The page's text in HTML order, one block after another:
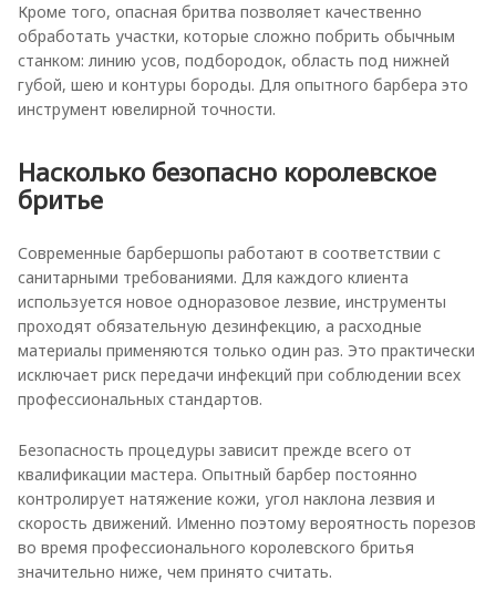
Кроме того, опасная бритва позволяет качественно
обработать участки, которые сложно побрить обычным
станком: линию усов, подбородок, область под нижней
губой, шею и контуры бороды. Для опытного барбера это
инструмент ювелирной точности.
Насколько безопасно королевское
бритье
Современные барбершопы работают в соответствии с
санитарными требованиями. Для каждого клиента
используется новое одноразовое лезвие, инструменты
проходят обязательную дезинфекцию, а расходные
материалы применяются только один раз. Это практически
исключает риск передачи инфекций при соблюдении всех
профессиональных стандартов.
Безопасность процедуры зависит прежде всего от
квалификации мастера. Опытный барбер постоянно
контролирует натяжение кожи, угол наклона лезвия и
скорость движений. Именно поэтому вероятность порезов
во время профессионального королевского бритья
значительно ниже, чем принято считать.